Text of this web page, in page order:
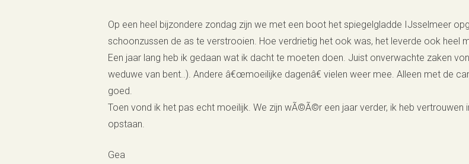
Op een heel bijzondere zondag zijn we met een boot het spiegelgladde IJsselmeer
schoonzussen de as te verstrooien. Hoe verdrietig het ook was, het leverde ook heel
Een jaar lang heb ik gedaan wat ik dacht te moeten doen. Juist onverwachte zaken
weduwe van bent..). Andere â€œmoeilijke dagenâ€ vielen weer mee. Alleen met de
goed.
Toen vond ik het pas echt moeilijk. We zijn wÃ©Ã©r een jaar verder, ik heb
opstaan.
Gea